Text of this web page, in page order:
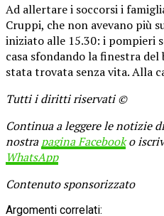
Ad allertare i soccorsi i
Cruppi, che non avevano più
iniziato alle 15.30: i pompieri
casa sfondando la finestra del
stata trovata senza vita. Alla
Tutti i diritti riservati ©
Continua a leggere le notizie
nostrapagina Facebooko
WhatsApp
Contenuto sponsorizzato
Argomenti correlati: